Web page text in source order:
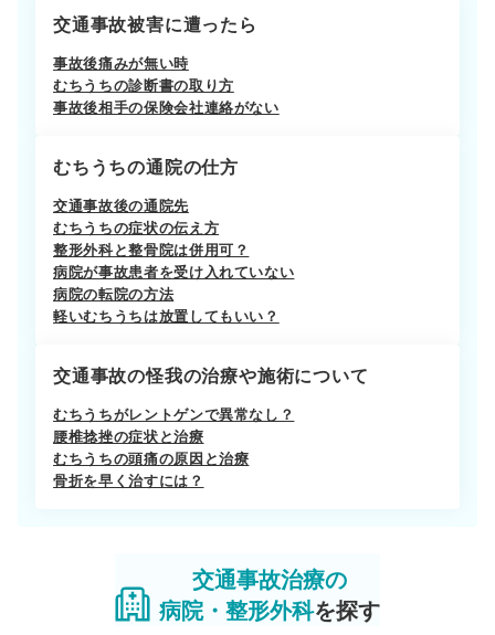
交通事故被害に遭ったら
事故後痛みが無い時
むちうちの診断書の取り方
事故後相手の保険会社連絡がない
むちうちの通院の仕方
交通事故後の通院先
むちうちの症状の伝え方
整形外科と整骨院は併用可？
病院が事故患者を受け入れていない
病院の転院の方法
軽いむちうちは放置してもいい？
交通事故の怪我の治療や施術について
むちうちがレントゲンで異常なし？
腰椎捻挫の症状と治療
むちうちの頭痛の原因と治療
骨折を早く治すには？
交通事故治療の
病院・整形外科を探す